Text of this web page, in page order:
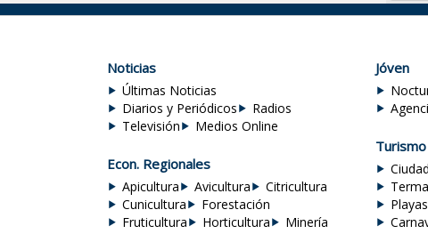
Noticias
Últimas Noticias
Diarios y Periódicos
Radios
Televisión
Medios Online
Econ. Regionales
Apicultura Avicultura
Citricultura
Cunicultura
Forestación
Fruticultura
Horticultura
Minería
Jóven
Turismo